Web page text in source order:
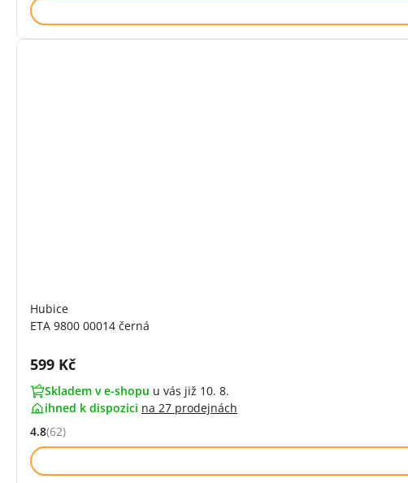
Hubice
ETA 9800 00014 černá
Cena s DPH:
599 Kč
Skladem v e-shopu u vás již 10. 8.
ihned k dispozici na 27 prodejnách
Hodnocení: 4.8 z 5 (62 recenzí)
4.8(62)